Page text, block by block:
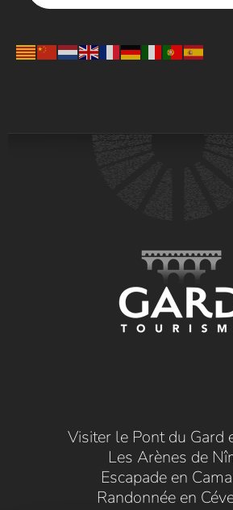
Visiter le Pont du Gard
Les Arènes de
Escapade en
Randonnée en